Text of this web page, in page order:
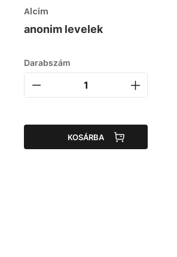
Alcím
anonim levelek
Darabszám
KOSÁRBA